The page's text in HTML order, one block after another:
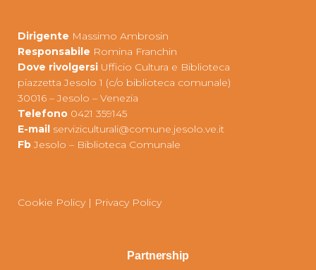
Dirigente Massimo Ambrosin
Responsabile Romina Franchin
Dove rivolgersi Ufficio Cultura e Biblioteca
piazzetta Jesolo 1 (c/o biblioteca comunale)
30016 – Jesolo – Venezia
Telefono 0421 359145
E-mail serviziculturali@comune.jesolo.ve.it
Fb Jesolo – Biblioteca Comunale
Cookie Policy| Privacy Policy
Partnership